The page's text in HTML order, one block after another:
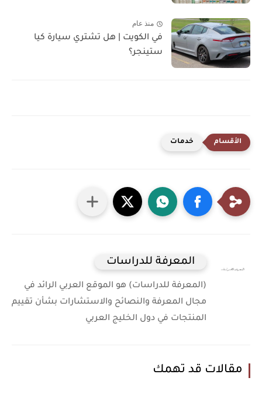
منذ عام
في الكويت | هل تشتري سيارة كيا
ستينجر؟
خدمات
المعرفة للدراسات
(المعرفة للدراسات) هو الموقع العربي الرائد في
مجال المعرفة والنصائح والاستشارات بشأن تقييم
المنتجات في دول الخليج العربي
مقالات قد تهمك